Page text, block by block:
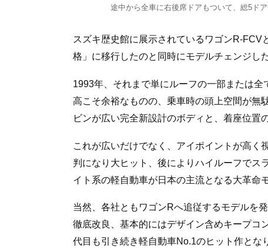
途中から全車に右後席ドアもついて、総5ド
スズキ歴史館に展示されているワゴンR-
格」に移行したのと同時にモデルチェンジし
1993年、それまで単にルーフの一部または
高こそ余裕なものの、乗車時の頭上空間が無
ビンが広い完全新設計のボディと、着座位置
これが広いだけでなく、アイポイントが高く
判になり大ヒット、後によりハイルーフでス
イト系の軽自動車が日本の主流となる大革命
当然、各社ともワゴンRへ追従するモデルを
徹底改良、基本的にはデザイン含めキープコ
代目も引き続き軽自動車No.1のヒット作とな